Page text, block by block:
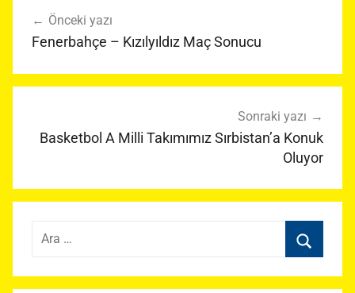
gezinmesi
Önceki yazı
Fenerbahçe – Kızılyıldız Maç Sonucu
Sonraki yazı
Basketbol A Milli Takımımız Sırbistan’a Konuk
Oluyor
Arama: